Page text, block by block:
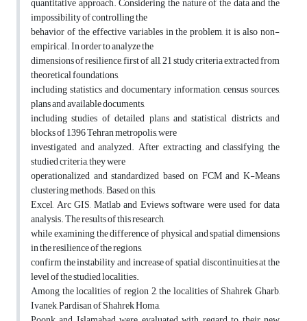
impossibility of controlling the
behavior of the effective variables in the problem, it is also non-
empirical. In order to analyze the
dimensions of resilience, first of all, 21 study criteria extracted from
theoretical foundations,
including statistics and documentary information, census sources,
plans and available documents,
including studies of detailed plans and statistical districts and
blocks of 1396 Tehran metropolis, were
investigated and analyzed. After extracting and classifying the
studied criteria, they were
operationalized and standardized based on FCM and K-Means
clustering methods. Based on this,
Excel, Arc GIS, Matlab and Eviews software were used for data
analysis. The results of this research,
while examining the difference of physical and spatial dimensions
in the resilience of the regions,
confirm the instability and increase of spatial discontinuities at the
level of the studied localities.
Among the localities of region 2, the localities of Shahrek Gharb,
Ivanek, Pardisan of Shahrek Homa,